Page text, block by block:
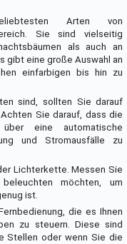
Arten von
Sie sind vielseitig
als auch an
gibt eine große Auswahl an
einfarbigen bis hin zu
sind, sollten Sie darauf
Sie darauf, dass die
eine automatische
und Stromausfälle zu
Lichterkette. Messen Sie
möchten, um
ist.
die es Ihnen
zu steuern. Diese sind
Stellen oder wenn Sie die